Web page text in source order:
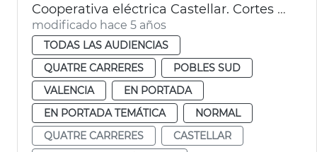
Cooperativa eléctrica Castellar. Cortes de luz
modificado hace 5 años
TODAS LAS AUDIENCIAS
QUATRE CARRERES
POBLES SUD
VALENCIA
EN PORTADA
EN PORTADA TEMÁTICA
NORMAL
QUATRE CARRERES
CASTELLAR